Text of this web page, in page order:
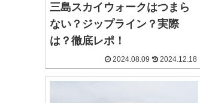
三島スカイウォークはつまら
ない？ジップライン？実際
は？徹底レポ！
2024.08.09 2024.12.18